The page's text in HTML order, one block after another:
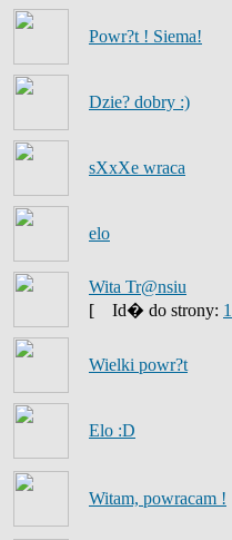
Powr?t ! Siema!
Dzie? dobry :)
sXxXe wraca
elo
Wita Tr@nsiu
[
Id� do strony: 1
Wielki powr?t
Elo :D
Witam, powracam !